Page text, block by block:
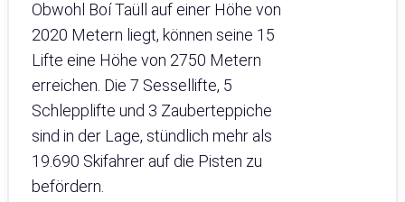
Obwohl Boí Taüll auf einer Höhe von
2020 Metern liegt, können seine 15
Lifte eine Höhe von 2750 Metern
erreichen. Die 7 Sessellifte, 5
Schlepplifte und 3 Zauberteppiche
sind in der Lage, stündlich mehr als
19.690 Skifahrer auf die Pisten zu
befördern.